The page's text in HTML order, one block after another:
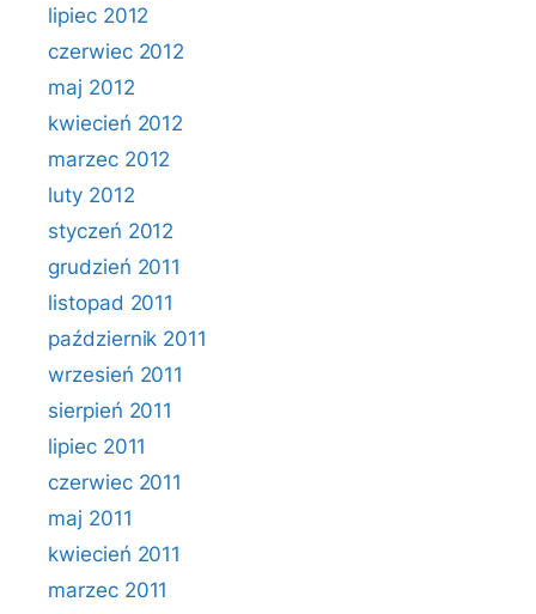
lipiec 2012
czerwiec 2012
maj 2012
kwiecień 2012
marzec 2012
luty 2012
styczeń 2012
grudzień 2011
listopad 2011
październik 2011
wrzesień 2011
sierpień 2011
lipiec 2011
czerwiec 2011
maj 2011
kwiecień 2011
marzec 2011